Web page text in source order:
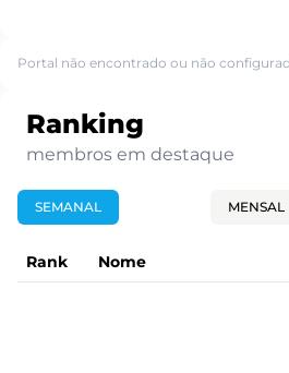
Portal não encontrado ou não
Ranking
membros em destaque
SEMANAL MENSAL
Rank Nome